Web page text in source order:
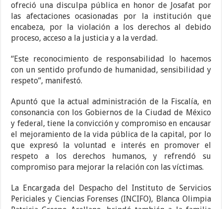
ofreció una disculpa pública en honor de Josafat por
las afectaciones ocasionadas por la institución que
encabeza, por la violación a los derechos al debido
proceso, acceso a la justicia y a la verdad.
“Este reconocimiento de responsabilidad lo hacemos
con un sentido profundo de humanidad, sensibilidad y
respeto”, manifestó.
Apuntó que la actual administración de la Fiscalía, en
consonancia con los Gobiernos de la Ciudad de México
y federal, tiene la convicción y compromiso en encausar
el mejoramiento de la vida pública de la capital, por lo
que expresó la voluntad e interés en promover el
respeto a los derechos humanos, y refrendó su
compromiso para mejorar la relación con las víctimas.
La Encargada del Despacho del Instituto de Servicios
Periciales y Ciencias Forenses (INCIFO), Blanca Olimpia